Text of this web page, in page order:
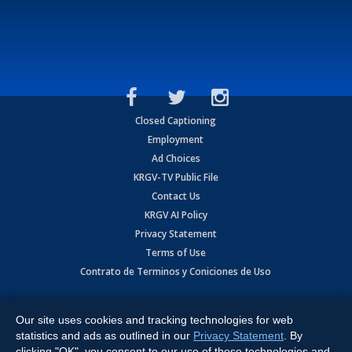
Closed Captioning
Employment
Ad Choices
KRGV-TV Public File
Contact Us
KRGV AI Policy
Privacy Statement
Terms of Use
Contrato de Terminos y Coniciones de Uso
Expressway, Weslaco, TX 78596.
All Rights Reserved. Powered by:Ruby Shore Software
Our site uses cookies and tracking technologies for web
statistics and ads as outlined in our Privacy Statement . By